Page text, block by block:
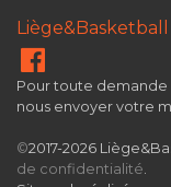
Liège&Basketball
Pour toute
nous envoyer votre
©2017-2026
de confidentialité.